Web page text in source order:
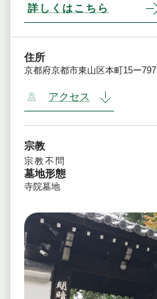
詳しくはこちら
住所
京都府京都市東山区本町15ー797
アクセス
宗教
宗教不問
墓地形態
寺院墓地